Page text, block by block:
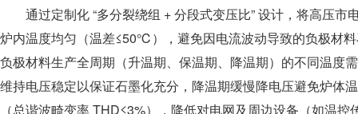
通过定制化 “多分裂绕组 + 分段式变压比” 设计，将高压
炉内温度均匀（温差≤50℃），避免因电流波动导致的负极材
负极材料生产全周期（升温期、保温期、降温期）的不同温
维持电压稳定以保证石墨化充分，降温期缓慢降电压避免炉体
（总谐波畸变率 THD≤3%），降低对电网及周边设备（如温